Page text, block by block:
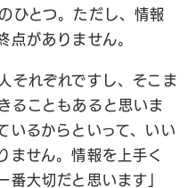
ひとつ。ただし、情報
点がありません。
それぞれですし、そこま
ることもあると思いま
いるからといって、いい
ません。情報を上手く
番大切だと思います」